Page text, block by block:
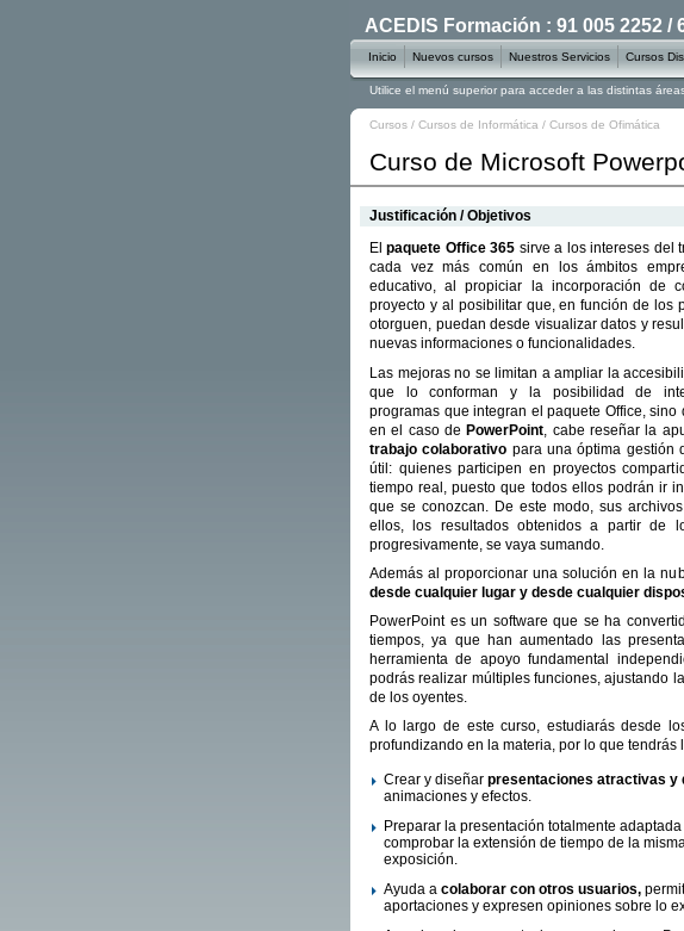
Cursos / Cursos de Informática / Cursos de Ofimática
Curso de Microsoft
Justificación / Objetivos
Elpaquete Office 365 sirve a los intereses del
cada vez más común en los ámbitos
educativo, al propiciar la incorporación de
proyecto y al posibilitar que, en función de los
otorguen, puedan desde visualizar datos y
nuevas informaciones o funcionalidades.
Las mejoras no se limitan a ampliar la
que lo conforman y la posibilidad de
programas que integran el paquete Office, sino
en el caso dePowerPoint , cabe reseñar la
trabajo colaborativo para una óptima gestión
útil: quienes participen en proyectos
tiempo real, puesto que todos ellos podrán ir
que se conozcan. De este modo, sus
ellos, los resultados obtenidos a partir de
progresivamente, se vaya sumando.
Además al proporcionar una solución en la
desde cualquier lugar y desde cualquier
PowerPoint es un software que se ha
tiempos, ya que han aumentado las
herramienta de apoyo fundamental
podrás realizar múltiples funciones, ajustando
de los oyentes.
A lo largo de este curso, estudiarás desde
profundizando en la materia, por lo que
Crear y diseñar presentaciones atractivas y
animaciones y efectos.
Preparar la presentación totalmente
comprobar la extensión de tiempo de la
exposición.
Ayuda a colaborar con otros usuarios,
aportaciones y expresen opiniones sobre lo
ACEDIS Formación : 91 005 2252 /
Inicio Nuevos cursos Nuestros Servicios Cursos
Utilice el menú superior para acceder a las distintas